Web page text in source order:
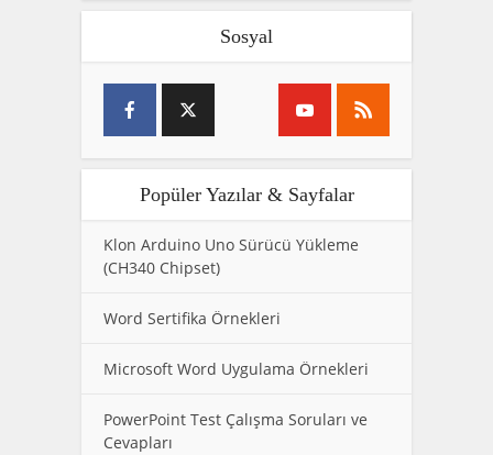
Sosyal
Popüler Yazılar & Sayfalar
Klon Arduino Uno Sürücü Yükleme
(CH340 Chipset)
Word Sertifika Örnekleri
Microsoft Word Uygulama Örnekleri
PowerPoint Test Çalışma Soruları ve
Cevapları